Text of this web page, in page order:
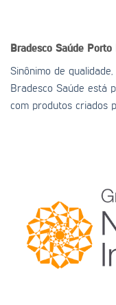
Bradesco Saúde Porto
Sinônimo de
Bradesco Saúde está
com produtos criados